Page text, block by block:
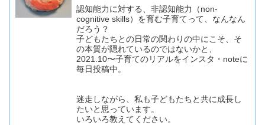
認知能力に対する、非認知能力（non-
cognitive skills）を育む子育てって、なんなん
だろう？
子どもたちとの日常の関わりの中にこそ、そ
の本質が隠れているのではないかと、
2021.10〜子育てのリアルをインスタ・noteに
毎日投稿中。
迷走しながら、私も子どもたちと共に成長し
たいと思っています。
いろいろ教えてください。